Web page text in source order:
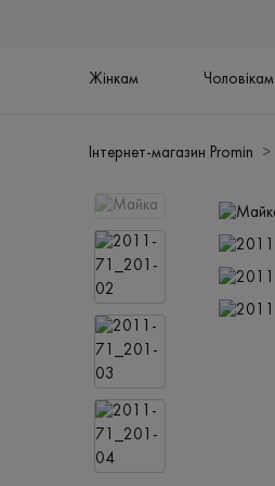
Жінкам Чоловікам
Інтернет-магазин Promin